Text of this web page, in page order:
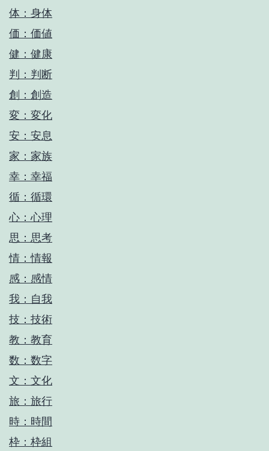
体：身体
価：価値
健：健康
判：判断
創：創造
変：変化
安：安息
家：家族
幸：幸福
循：循環
心：心理
思：思考
情：情報
感：感情
我：自我
技：技術
教：教育
数：数字
文：文化
旅：旅行
時：時間
枠：枠組